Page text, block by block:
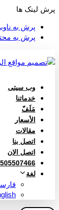
پرش لینک ها
پرش به
پرش به
وب سیتی
خدماتنا
مَلَفّ
الأسعار
مقالات
اتصل بنا
اتصل الان
لغة